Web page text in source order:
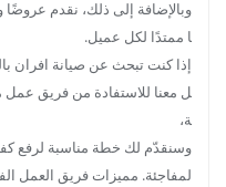
وبالإضافة إلى ذلك، نقدم
ا ممتدًا لكل عميل.
إذا كنت تبحث عن صيانة افران
ل معنا للاستفادة من فريق
ة،
وسنقدّم لك خطة مناسبة لرفع
لمفاجئة. مميزات فريق العمل